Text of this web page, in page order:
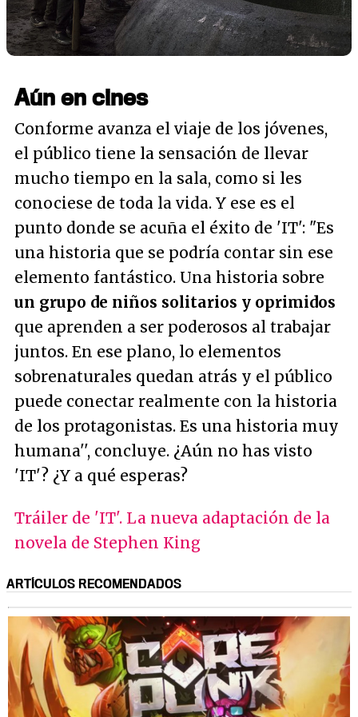
Aún en cines
Conforme avanza el viaje de los jóvenes,
el público tiene la sensación de llevar
mucho tiempo en la sala, como si les
conociese de toda la vida. Y ese es el
punto donde se acuña el éxito de 'IT': "Es
una historia que se podría contar sin ese
elemento fantástico. Una historia sobre
un grupo de niños solitarios y oprimidos
que aprenden a ser poderosos al trabajar
juntos. En ese plano, lo elementos
sobrenaturales quedan atrás y el público
puede conectar realmente con la historia
de los protagonistas. Es una historia muy
humana'', concluye. ¿Aún no has visto
'IT'? ¿Y a qué esperas?
Tráiler de 'IT'. La nueva adaptación de la
novela de Stephen King
ARTÍCULOS RECOMENDADOS